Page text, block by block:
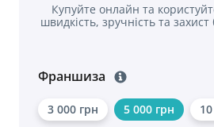
Купуйте онлайн та
швидкість, зручність та
Франшиза
3 000 грн 5 000 грн